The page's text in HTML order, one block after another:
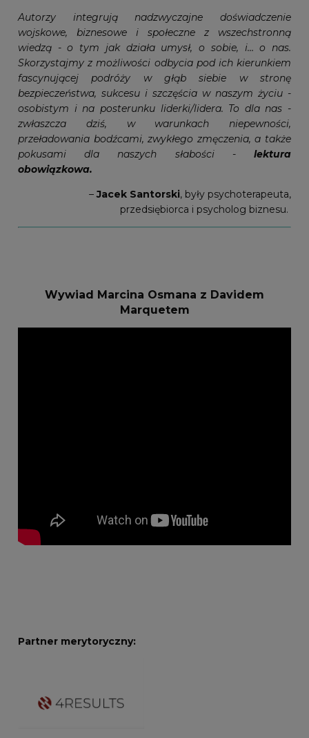
Autorzy integrują nadzwyczajne doświadczenie
wojskowe, biznesowe i społeczne z wszechstronną
wiedzą - o tym jak działa umysł, o sobie, i… o nas.
Skorzystajmy z możliwości odbycia pod ich kierunkiem
fascynującej podróży w głąb siebie w stronę
bezpieczeństwa, sukcesu i szczęścia w naszym życiu -
osobistym i na posterunku liderki/lidera. To dla nas -
zwłaszcza dziś, w warunkach niepewności,
przeładowania bodźcami, zwykłego zmęczenia, a także
pokusami dla naszych słabości - lektura
obowiązkowa.
–Jacek Santorski, były psychoterapeuta,
przedsiębiorca i psycholog biznesu.
Wywiad Marcina Osmana z Davidem
Marquetem
Partner merytoryczny: